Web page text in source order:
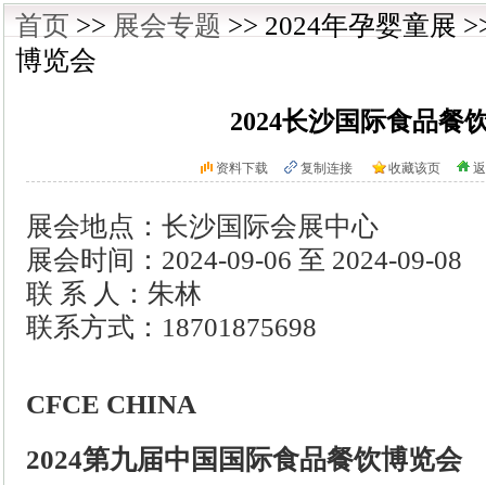
首页 >> 展会专题 >> 2024年孕婴童展
博览会
2024长沙国际食品餐
资料下载 复制连接 收藏该页
展会地点：长沙国际会展中心
展会时间：2024-09-06 至 2024-09-08
联 系 人：朱林
联系方式：18701875698
CFCE CHINA
2024第九届中国国际食品餐饮博览会